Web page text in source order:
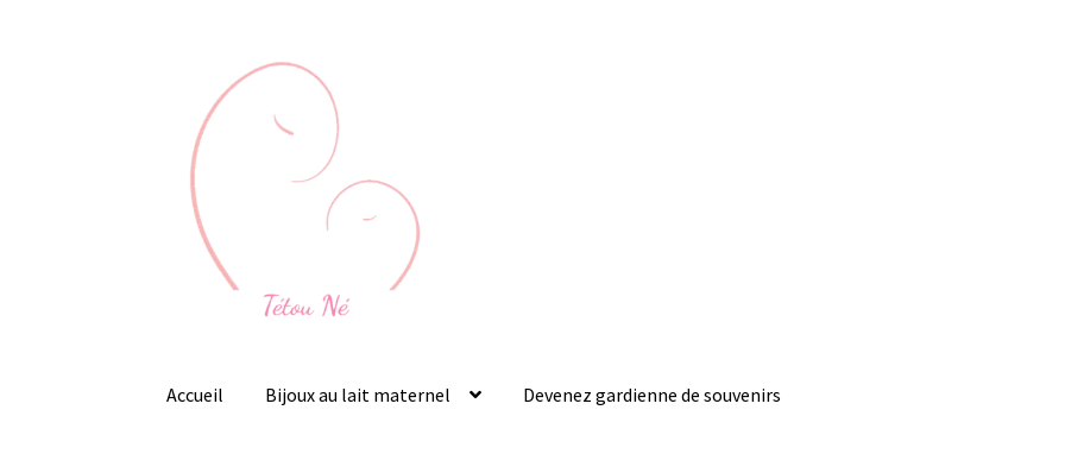
navigation
contenu
Accueil Bijoux au lait maternel Devenez gardienne de souvenirs